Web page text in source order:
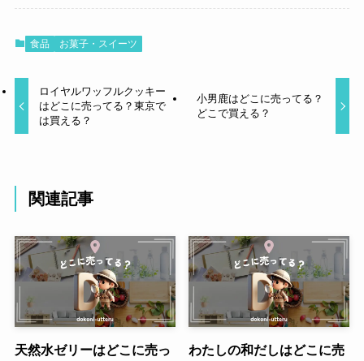
食品 お菓子・スイーツ
ロイヤルワッフルクッキー
はどこに売ってる？東京で
は買える？
小男鹿はどこに売ってる？
どこで買える？
関連記事
天然水ゼリーはどこに売っ
わたしの和だしはどこに売